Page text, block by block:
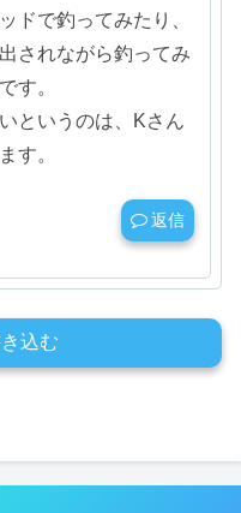
ドで釣ってみたり、
されながら釣ってみ
す。
というのは、Kさん
す。
返信
込む